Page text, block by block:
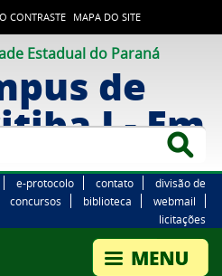
CONTRASTE MAPA DO SITE
Estadual do Paraná
de
I -
e-protocolo contato
divisão de
concursos biblioteca
webmail
licitações